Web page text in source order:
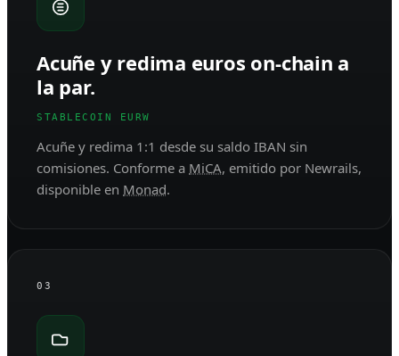
Acuñe y redima euros on-chain a
la par.
STABLECOIN EURW
Acuñe y redima 1:1 desde su saldo IBAN sin
comisiones. Conforme a MiCA, emitido por Newrails,
disponible en Monad.
03